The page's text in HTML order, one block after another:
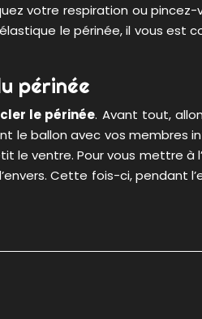
votre respiration ou
le périnée, il vous est
périnée
le périnée. Avant tout,
le ballon avec vos membres
ventre. Pour vous mettre à
Cette fois-ci, pendant